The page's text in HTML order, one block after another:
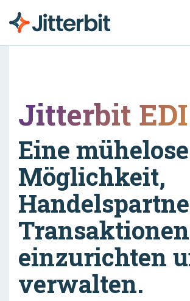
Jitterbit EDI
Eine mühelose
Möglichkeit,
Transaktionen
einzurichten
verwalten.